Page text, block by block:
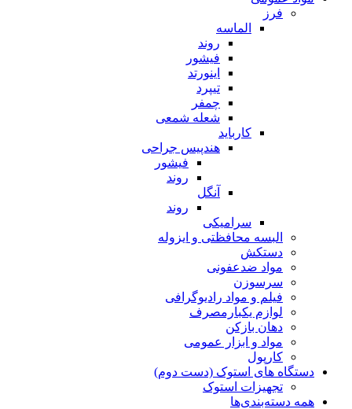
فرز
الماسه
روند
فیشور
اینورتد
تیپرد
چمفر
شعله شمعی
کارباید
هندپیس جراحی
فیشور
روند
آنگل
روند
سرامیکی
البسه محافظتی و ایزوله
دستکش
مواد ضدعفونی
سرسوزن
فیلم و مواد رادیوگرافی
لوازم یکبارمصرف
دهان بازکن
مواد و ابزار عمومی
کارپول
دستگاه های استوک (دست دوم)
تجهیزات استوک
همه دسته‌بندی‌ها